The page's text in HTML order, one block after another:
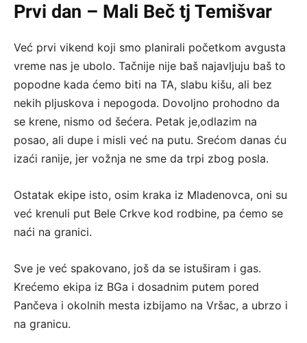
Prvi dan – Mali Beč tj Temišvar
Već prvi vikend koji smo planirali početkom avgusta
vreme nas je ubolo. Tačnije nije baš najavljuju baš to
popodne kada ćemo biti na TA, slabu kišu, ali bez
nekih pljuskova i nepogoda. Dovoljno prohodno da
se krene, nismo od šećera. Petak je,odlazim na
posao, ali dupe i misli već na putu. Srećom danas ću
izaći ranije, jer vožnja ne sme da trpi zbog posla.
Ostatak ekipe isto, osim kraka iz Mladenovca, oni su
već krenuli put Bele Crkve kod rodbine, pa ćemo se
naći na granici.
Sve je već spakovano, još da se istuširam i gas.
Krećemo ekipa iz BGa i dosadnim putem pored
Pančeva i okolnih mesta izbijamo na Vršac, a ubrzo i
na granicu.